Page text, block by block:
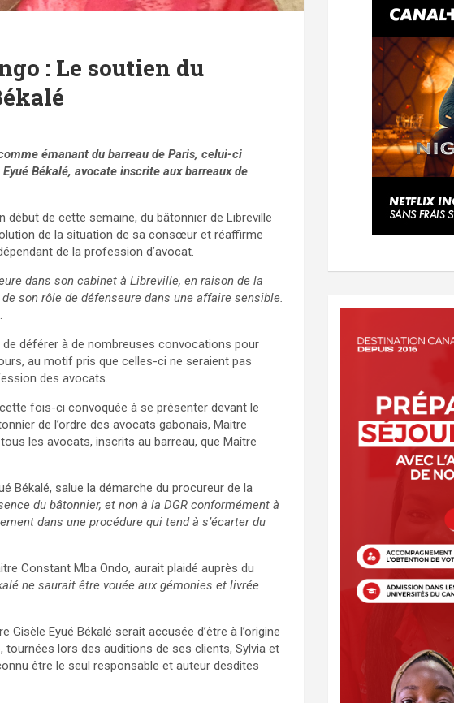
: Le soutien du
émanant du barreau de Paris, celui-ci
Békalé, avocate inscrite aux barreaux de
de cette semaine, du bâtonnier de Libreville
de la situation de sa consœur et réaffirme
de la profession d’avocat.
dans son cabinet à Libreville, en raison de la
son rôle de défenseure dans une affaire sensible.
déférer à de nombreuses convocations pour
au motif pris que celles-ci ne seraient pas
des avocats.
fois-ci convoquée à se présenter devant le
de l’ordre des avocats gabonais, Maitre
les avocats, inscrits au barreau, que Maître
Békalé, salue la démarche du procureur de la
du bâtonnier, et non à la DGR conformément à
dans une procédure qui tend à s’écarter du
Constant Mba Ondo, aurait plaidé auprès du
ne saurait être vouée aux gémonies et livrée
Eyué Békalé serait accusée d’être à l’origine
tournées lors des auditions de ses clients, Sylvia et
être le seul responsable et auteur desdites